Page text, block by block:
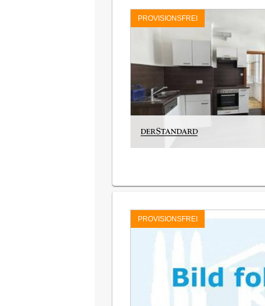
PROVISIONSFREI
PROVISIONSFREI